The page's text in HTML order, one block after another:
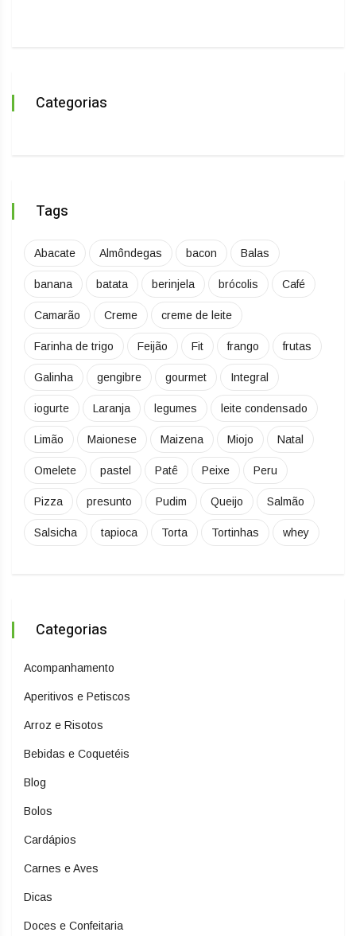
Categorias
Tags
Abacate Almôndegas bacon Balas
banana batata berinjela brócolis Café
Camarão Creme creme de leite
Farinha de trigo Feijão Fit frango frutas
Galinha gengibre gourmet Integral
iogurte Laranja legumes leite condensado
Limão Maionese Maizena Miojo Natal
Omelete pastel Patê Peixe Peru
Pizza presunto Pudim Queijo Salmão
Salsicha tapioca Torta Tortinhas whey
Categorias
Acompanhamento
Aperitivos e Petiscos
Arroz e Risotos
Bebidas e Coquetéis
Blog
Bolos
Cardápios
Carnes e Aves
Dicas
Doces e Confeitaria